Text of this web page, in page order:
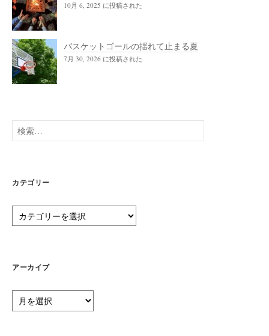
10月 6, 2025 に投稿された
バスケットゴールの揺れて止まる夏
7月 30, 2026 に投稿された
検
索:
カテゴリー
テ
ー
アーカイブ
ー